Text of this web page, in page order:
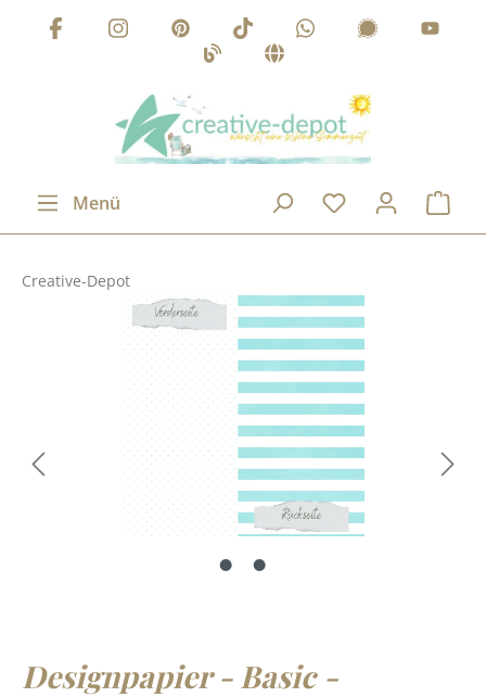
Zum Hauptinhalt springen
Menü
Creative-Depot
Bildergalerie überspringen
Designpapier - Basic -